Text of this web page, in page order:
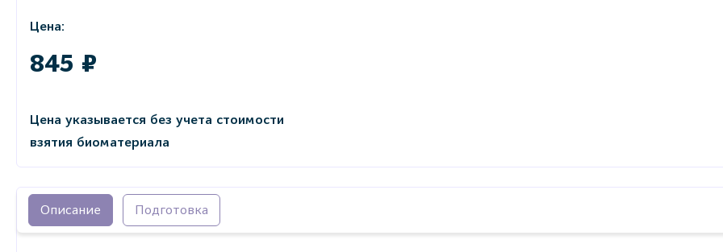
Цена:
845 ₽
Цена указывается без учета стоимости
взятия биоматериала
Описание Подготовка